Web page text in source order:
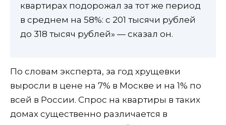
квартирах подорожал за тот же период
в среднем на 58%: с 201 тысячи рублей
до 318 тысяч рублей» — сказал он.
По словам эксперта, за год хрущевки
выросли в цене на 7% в Москве и на 1% по
всей в России. Спрос на квартиры в таких
домах существенно различается в